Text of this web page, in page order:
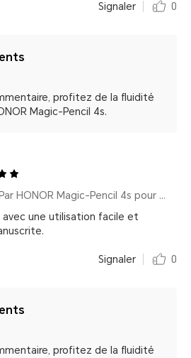
Signaler 0
profitez de la fluidité
Magic-Pencil 4s.
Par HONOR Magic-Pencil 4s pour HONOR MagicPad4
une utilisation facile et
Signaler 0
profitez de la fluidité